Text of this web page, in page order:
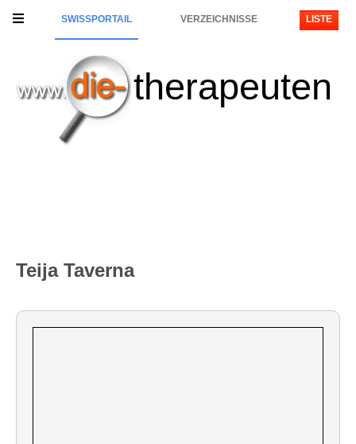
SWISSPORTAIL VERZEICHNISSE LISTE
therapeuten
Teija Taverna